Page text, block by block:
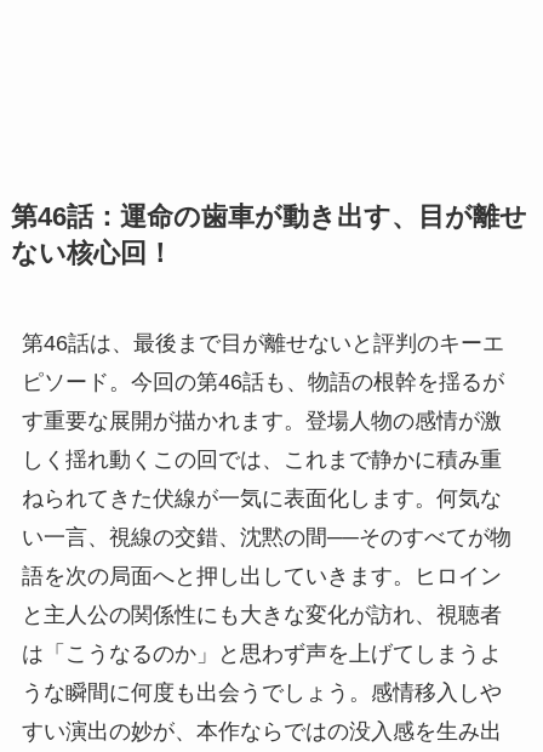
第46話：運命の歯車が動き出す、目が離せ
ない核心回！
第46話は、最後まで目が離せないと評判のキーエ
ピソード。今回の第46話も、物語の根幹を揺るが
す重要な展開が描かれます。登場人物の感情が激
しく揺れ動くこの回では、これまで静かに積み重
ねられてきた伏線が一気に表面化します。何気な
い一言、視線の交錯、沈黙の間──そのすべてが物
語を次の局面へと押し出していきます。ヒロイン
と主人公の関係性にも大きな変化が訪れ、視聴者
は「こうなるのか」と思わず声を上げてしまうよ
うな瞬間に何度も出会うでしょう。感情移入しや
すい演出の妙が、本作ならではの没入感を生み出